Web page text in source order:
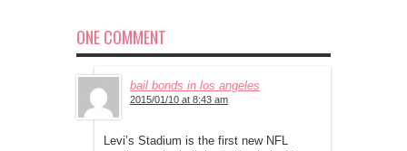
ONE COMMENT
bail bonds in los angeles
2015/01/10 at 8:43 am
Levi’s Stadium is the first new NFL